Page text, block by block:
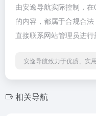
由安逸导航实际控制，
的内容，都属于合规合
直接联系网站管理员进行
安逸导航致力于优质、实
相关导航